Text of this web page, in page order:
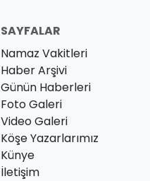
SAYFALAR
Namaz Vakitleri
Haber Arşivi
Günün Haberleri
Foto Galeri
Video Galeri
Köşe Yazarlarımız
Künye
İletişim